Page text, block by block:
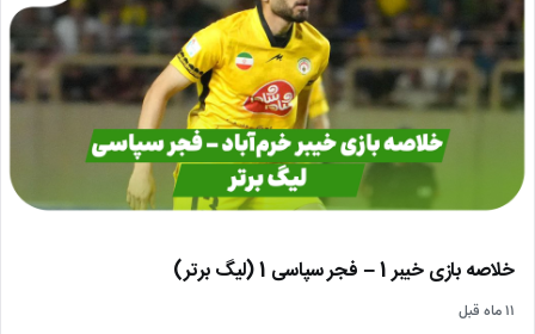
خلاصه بازی خیبر 1 – فجر سپاسی 1 (لیگ برتر)
۱۱ ماه قبل